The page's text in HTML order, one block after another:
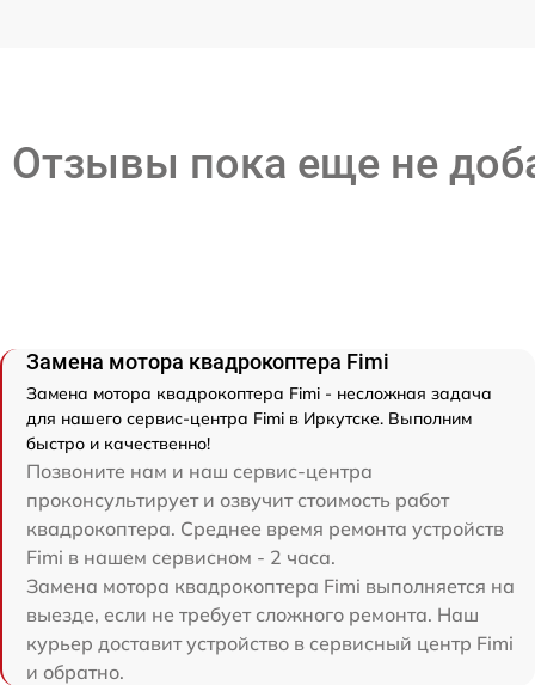
Отзывы пока еще не
Замена мотора квадрокоптера Fimi
Замена мотора квадрокоптера Fimi - несложная задача
для нашего сервис-центра Fimi в Иркутске. Выполним
быстро и качественно!
Позвоните нам и наш сервис-центра
проконсультирует и озвучит стоимость работ
квадрокоптера. Среднее время ремонта устройств
Fimi в нашем сервисном - 2 часа.
Замена мотора квадрокоптера Fimi выполняется на
выезде, если не требует сложного ремонта. Наш
курьер доставит устройство в сервисный центр Fimi
и обратно.